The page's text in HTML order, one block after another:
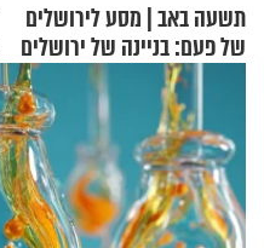
תשעה באב | מסע לירושלים
של פעם: בניינה של ירושלים